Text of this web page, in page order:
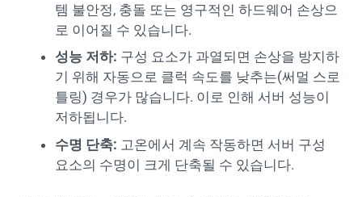
템 불안정, 충돌 또는 영구적인 하드웨어 손상으
로 이어질 수 있습니다.
성능 저하: 구성 요소가 과열되면 손상을 방지하
기 위해 자동으로 클럭 속도를 낮추는(써멀 스로
틀링) 경우가 많습니다. 이로 인해 서버 성능이
저하됩니다.
수명 단축: 고온에서 계속 작동하면 서버 구성
요소의 수명이 크게 단축될 수 있습니다.